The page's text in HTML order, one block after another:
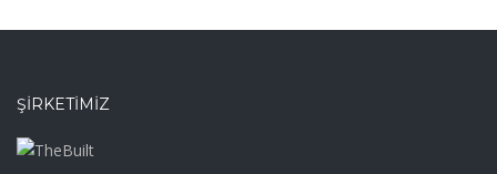
ŞIRKETIMIZ